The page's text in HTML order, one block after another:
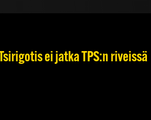
ei jatka TPS:n riveissä